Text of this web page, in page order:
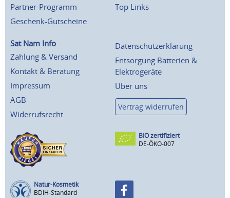
Partner-Programm
Geschenk-Gutscheine
Top Links
Sat Nam Info
Zahlung & Versand
Kontakt & Beratung
Impressum
AGB
Widerrufsrecht
Datenschutzerklärung
Entsorgung Batterien &
Elektrogeräte
Über uns
Vertrag widerrufen
BIO zertifiziert
DE-ÖKO-007
Natur-Kosmetik
BDIH-Standard